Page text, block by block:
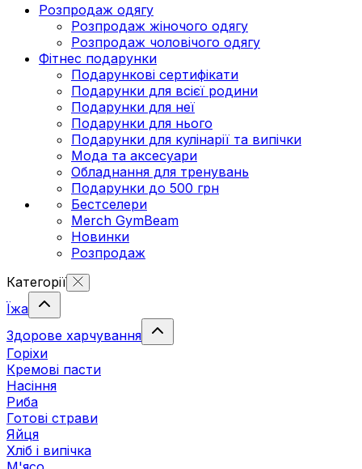
Розпродаж одягу
Розпродаж жіночого одягу
Розпродаж чоловічого одягу
Фітнес подарунки
Подарункові сертифікати
Подарунки для всієї родини
Подарунки для неї
Подарунки для нього
Подарунки для кулінарії та випічки
Мода та аксесуари
Обладнання для тренувань
Подарунки до 500 грн
Бестселери
Merch GymBeam
Новинки
Розпродаж
Категорії
Їжа
Здорове харчування
Горіхи
Кремові пасти
Насіння
Риба
Готові страви
Яйця
Хліб і випічка